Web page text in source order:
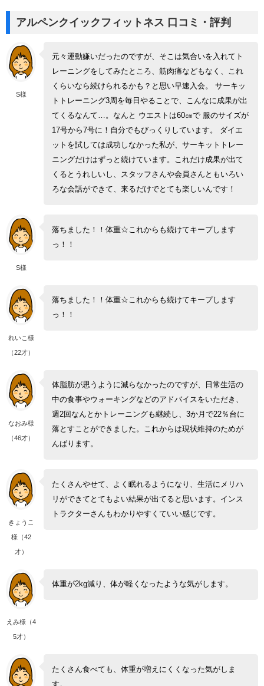
アルペンクイックフィットネス 口コミ・評判
S様
元々運動嫌いだったのですが、そこは気合いを入れてト
レーニングをしてみたところ、筋肉痛などもなく、これ
くらいなら続けられるかも？と思い早速入会。 サーキッ
トトレーニング3周を毎日やることで、こんなに成果が出
てくるなんて…。なんと ウエストは60㎝で 服のサイズが
17号から7号に！自分でもびっくりしています。 ダイエ
ットを試しては成功しなかった私が、サーキットトレー
ニングだけはずっと続けています。これだけ成果が出て
くるとうれしいし、スタッフさんや会員さんともいろい
ろな会話ができて、来るだけでとても楽しいんです！
S様
落ちました！！体重☆これからも続けてキープします
っ！！
れいこ様
（22才）
落ちました！！体重☆これからも続けてキープします
っ！！
なおみ様
（46才）
体脂肪が思うように減らなかったのですが、日常生活の
中の食事やウォーキングなどのアドバイスをいただき、
週2回なんとかトレーニングも継続し、3か月で22％台に
落とすことができました。これからは現状維持のためが
んばります。
きょうこ
様（42
才）
たくさんやせて、よく眠れるようになり、生活にメリハ
リができてとてもよい結果が出てると思います。インス
トラクターさんもわかりやすくていい感じです。
えみ様（4
5才）
体重が2kg減り、体が軽くなったような気がします。
たくさん食べても、体重が増えにくくなった気がしま
す。